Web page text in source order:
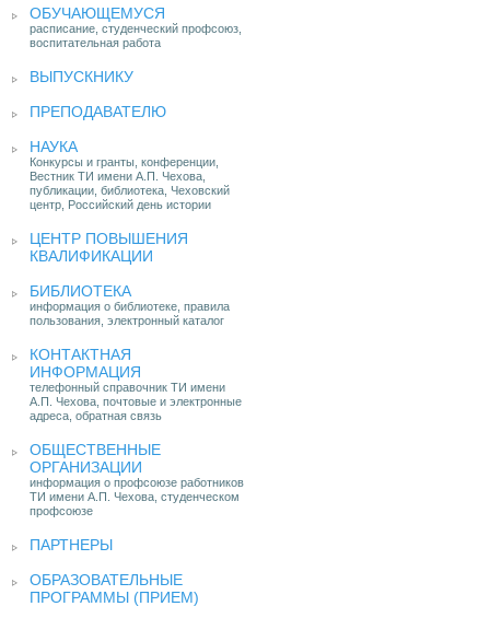
ОБУЧАЮЩЕМУСЯ
расписание, студенческий профсоюз,
воспитательная работа
ВЫПУСКНИКУ
ПРЕПОДАВАТЕЛЮ
НАУКА
Конкурсы и гранты, конференции,
Вестник ТИ имени А.П. Чехова,
публикации, библиотека, Чеховский
центр, Российский день истории
ЦЕНТР ПОВЫШЕНИЯ
КВАЛИФИКАЦИИ
БИБЛИОТЕКА
информация о библиотеке, правила
пользования, электронный каталог
КОНТАКТНАЯ
ИНФОРМАЦИЯ
телефонный справочник ТИ имени
А.П. Чехова, почтовые и электронные
адреса, обратная связь
ОБЩЕСТВЕННЫЕ
ОРГАНИЗАЦИИ
информация о профсоюзе работников
ТИ имени А.П. Чехова, студенческом
профсоюзе
ПАРТНЕРЫ
ОБРАЗОВАТЕЛЬНЫЕ
ПРОГРАММЫ (ПРИЕМ)